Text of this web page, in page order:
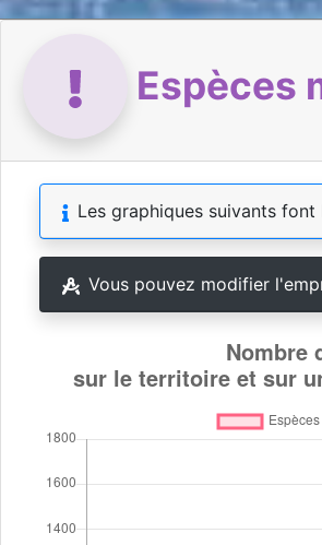
Espèces
Les graphiques suivants
Vous pouvez modifier